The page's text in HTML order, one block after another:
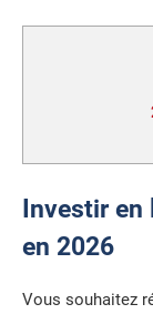
Investir en
en 2026
Vous souhaitez